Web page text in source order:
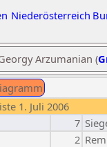
Niederösterreich
Arzumanian (
1. Juli 2006
7
2